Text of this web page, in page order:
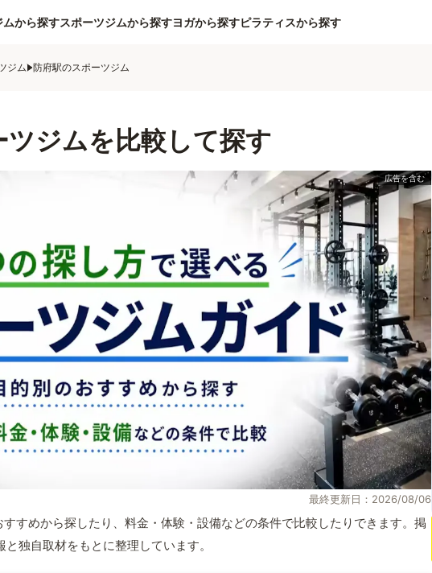
から探すスポーツジムから探すヨガから探すピラティスから探す
ジム 防府駅のスポーツジム
ツジムを比較して探す
最終更新日：2026/08/06
すめから探したり、料金・体験・設備などの条件で比較したりできます。掲
独自取材をもとに整理しています。